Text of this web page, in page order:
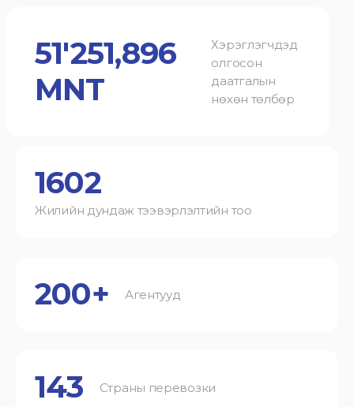
51'251,896
MNT
Хэрэглэгчдэд
олгосон
даатгалын
нөхөн төлбөр
1602
Жилийн дундаж тээвэрлэлтийн тоо
200+ Агентууд
143 Страны перевозки